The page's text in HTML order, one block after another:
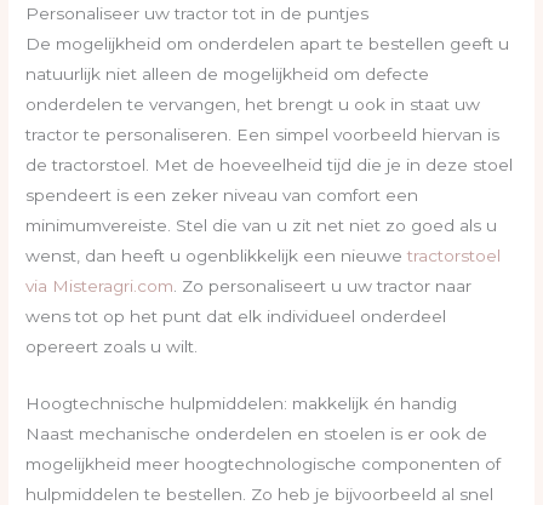
Personaliseer uw tractor tot in de puntjes
De mogelijkheid om onderdelen apart te bestellen geeft u
natuurlijk niet alleen de mogelijkheid om defecte
onderdelen te vervangen, het brengt u ook in staat uw
tractor te personaliseren. Een simpel voorbeeld hiervan is
de tractorstoel. Met de hoeveelheid tijd die je in deze stoel
spendeert is een zeker niveau van comfort een
minimumvereiste. Stel die van u zit net niet zo goed als u
wenst, dan heeft u ogenblikkelijk een nieuwetractorstoel
via Misteragri.com . Zo personaliseert u uw tractor naar
wens tot op het punt dat elk individueel onderdeel
opereert zoals u wilt.
Hoogtechnische hulpmiddelen: makkelijk én handig
Naast mechanische onderdelen en stoelen is er ook de
mogelijkheid meer hoogtechnologische componenten of
hulpmiddelen te bestellen. Zo heb je bijvoorbeeld al snel